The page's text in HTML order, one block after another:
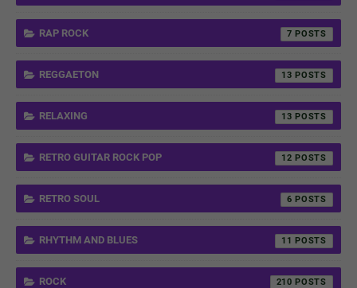
RAP ROCK 7
REGGAETON 13
RELAXING 13
RETRO GUITAR ROCK POP 12
RETRO SOUL 6
RHYTHM AND BLUES 11
ROCK 210